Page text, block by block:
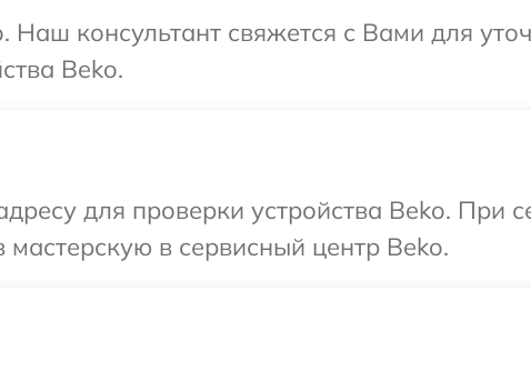
Наш консультант свяжется с Вами для
Beko.
для проверки устройства Beko. При
в сервисный центр Beko.